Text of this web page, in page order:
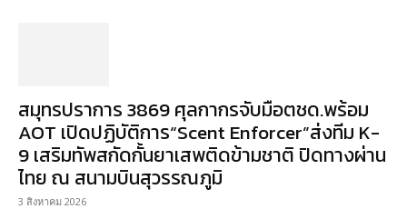
สมุทรปราการ 3869 ศุลกากรจับมือตชด.พร้อม
AOT เปิดปฏิบัติการ“Scent Enforcer”ส่งทีม K-
9 เสริมทัพสกัดกั้นยาเสพติดข้ามชาติ ปิดทางผ่าน
ไทย ณ สนามบินสุวรรณภูมิ
3 สิงหาคม 2026